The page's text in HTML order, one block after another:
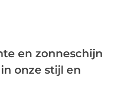
en zonneschijn
onze stijl en